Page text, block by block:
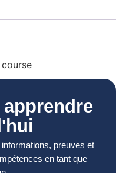
preuves et
en tant que